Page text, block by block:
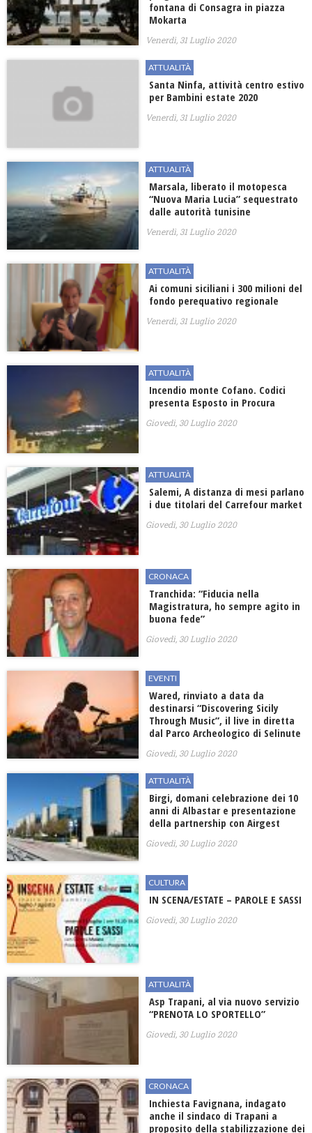
fontana di Consagra in piazza
Mokarta
Venerdì, 31 Luglio 2020
ATTUALITÀ
Santa Ninfa, attività centro estivo
per Bambini estate 2020
Venerdì, 31 Luglio 2020
ATTUALITÀ
Marsala, liberato il motopesca
“Nuova Maria Lucia” sequestrato
dalle autorità tunisine
Venerdì, 31 Luglio 2020
ATTUALITÀ
Ai comuni siciliani i 300 milioni del
fondo perequativo regionale
Venerdì, 31 Luglio 2020
ATTUALITÀ
Incendio monte Cofano. Codici
presenta Esposto in Procura
Giovedì, 30 Luglio 2020
ATTUALITÀ
Salemi, A distanza di mesi parlano
i due titolari del Carrefour market
Giovedì, 30 Luglio 2020
CRONACA
Tranchida: “Fiducia nella
Magistratura, ho sempre agito in
buona fede”
Giovedì, 30 Luglio 2020
EVENTI
Wared, rinviato a data da
destinarsi “Discovering Sicily
Through Music”, il live in diretta
dal Parco Archeologico di Selinute
Giovedì, 30 Luglio 2020
ATTUALITÀ
Birgi, domani celebrazione dei 10
anni di Albastar e presentazione
della partnership con Airgest
Giovedì, 30 Luglio 2020
CULTURA
IN SCENA/ESTATE – PAROLE E SASSI
Giovedì, 30 Luglio 2020
ATTUALITÀ
Asp Trapani, al via nuovo servizio
“PRENOTA LO SPORTELLO”
Giovedì, 30 Luglio 2020
CRONACA
Inchiesta Favignana, indagato
anche il sindaco di Trapani a
proposito della stabilizzazione dei